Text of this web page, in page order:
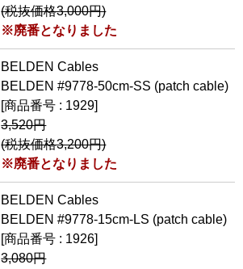
(税抜価格3,000円)
※廃番となりました
BELDEN Cables
BELDEN #9778-50cm-SS (patch cable)
[商品番号 : 1929]
3,520円
(税抜価格3,200円)
※廃番となりました
BELDEN Cables
BELDEN #9778-15cm-LS (patch cable)
[商品番号 : 1926]
3,080円